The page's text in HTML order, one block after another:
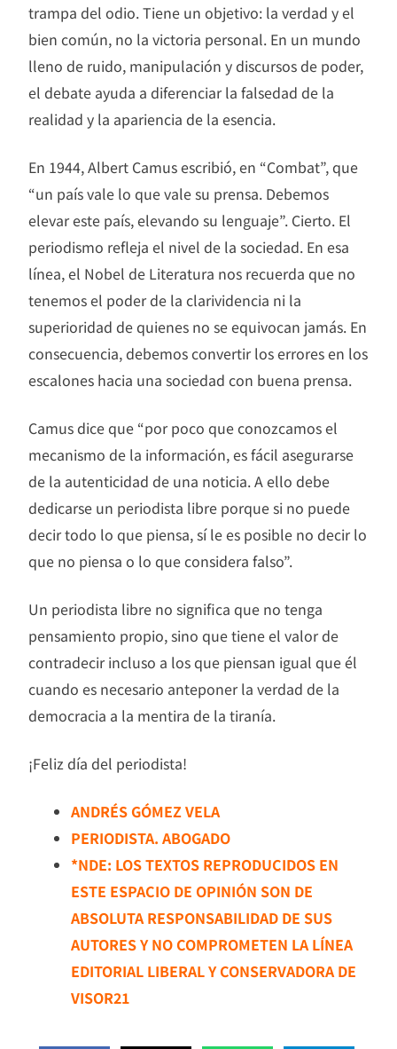
trampa del odio. Tiene un objetivo: la verdad y el
bien común, no la victoria personal. En un mundo
lleno de ruido, manipulación y discursos de poder,
el debate ayuda a diferenciar la falsedad de la
realidad y la apariencia de la esencia.
En 1944, Albert Camus escribió, en “Combat”, que
“un país vale lo que vale su prensa. Debemos
elevar este país, elevando su lenguaje”. Cierto. El
periodismo refleja el nivel de la sociedad. En esa
línea, el Nobel de Literatura nos recuerda que no
tenemos el poder de la clarividencia ni la
superioridad de quienes no se equivocan jamás. En
consecuencia, debemos convertir los errores en los
escalones hacia una sociedad con buena prensa.
Camus dice que “por poco que conozcamos el
mecanismo de la información, es fácil asegurarse
de la autenticidad de una noticia. A ello debe
dedicarse un periodista libre porque si no puede
decir todo lo que piensa, sí le es posible no decir lo
que no piensa o lo que considera falso”.
Un periodista libre no significa que no tenga
pensamiento propio, sino que tiene el valor de
contradecir incluso a los que piensan igual que él
cuando es necesario anteponer la verdad de la
democracia a la mentira de la tiranía.
¡Feliz día del periodista!
ANDRÉS GÓMEZ VELA
PERIODISTA. ABOGADO
*NDE: LOS TEXTOS REPRODUCIDOS EN
ESTE ESPACIO DE OPINIÓN SON DE
ABSOLUTA RESPONSABILIDAD DE SUS
AUTORES Y NO COMPROMETEN LA LÍNEA
EDITORIAL LIBERAL Y CONSERVADORA DE
VISOR21